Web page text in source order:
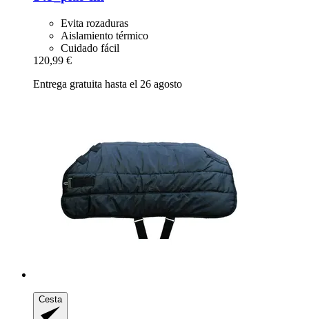
Evita rozaduras
Aislamiento térmico
Cuidado fácil
120,99 €
Entrega gratuita hasta el 26 agosto
Cesta